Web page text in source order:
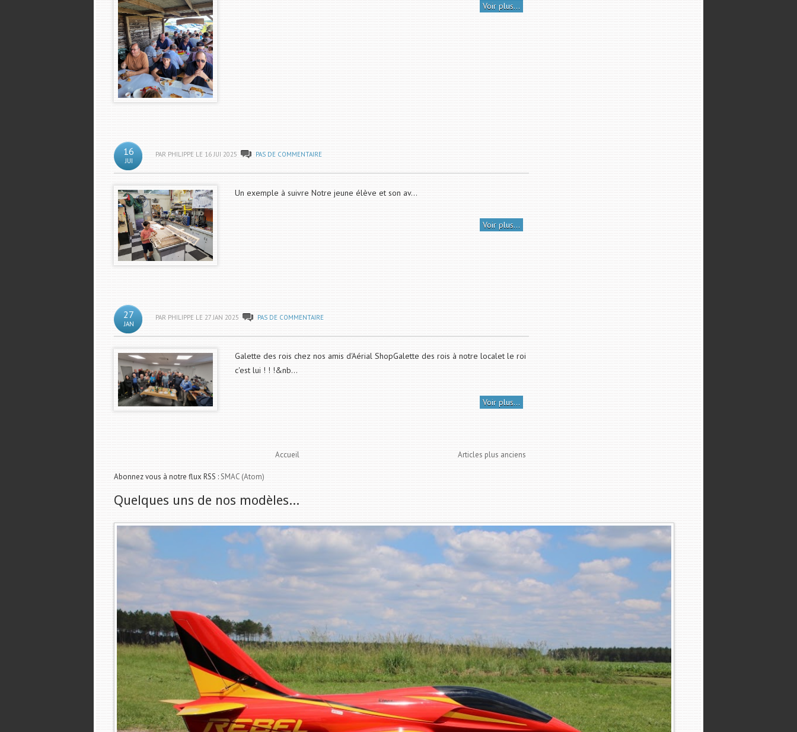
Voir plus...
16
JUI
PAR PHILIPPE LE 16 JUI 2025 PAS DE COMMENTAIRE
Un exemple à suivre Notre jeune élève et son av...
Voir plus...
27
JAN
PAR PHILIPPE LE 27 JAN 2025 PAS DE COMMENTAIRE
Galette des rois chez nos amis d'Aérial ShopGalette des rois à notre localet le roi
c'est lui ! ! !&nb...
Voir plus...
Articles plus anciens
Accueil
Abonnez vous à notre flux RSS :SMAC (Atom)
Quelques uns de nos modèles...